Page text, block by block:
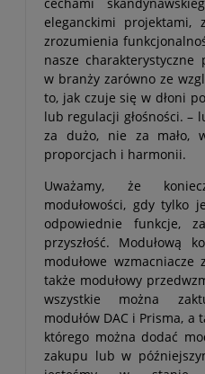
eleganckimi
zrozumienia
nasze charakterystyczne
w branży zarówno ze
to, jak czuje się w dłoni
lub regulacji głośności. –
za dużo, nie za mało,
proporcjach i harmonii.
Uważamy, że
modułowości, gdy tylko
odpowiednie funkcje,
przyszłość. Modułową
modułowe
także modułowy
wszystkie można
modułów DAC i Prisma, a
którego można dodać
zakupu lub w